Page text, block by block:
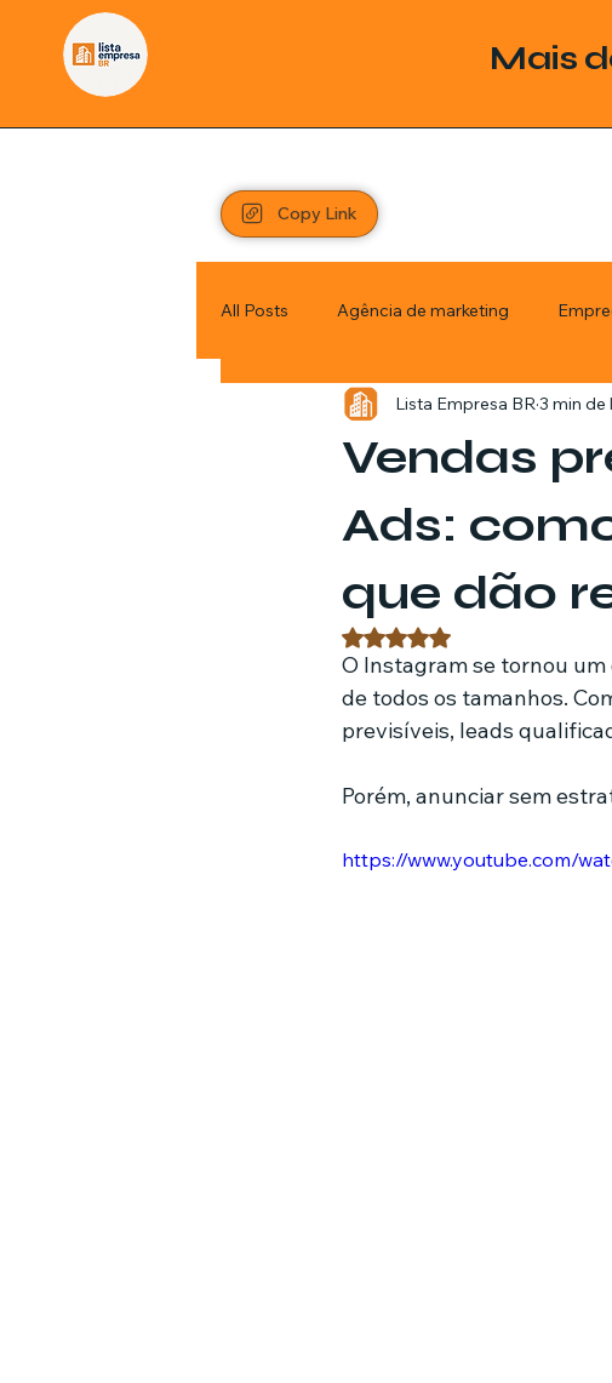
Mais
Copy Link
All Posts Agência de marketing
Saúde Sem categoria
Economia
Estratégias de marketing Filmes e
Jardinagem Clínica
Vendas
Ads:
que dão
Lista Empresa BR 3 min de
Avaliado com NaN de 5
O Instagram se tornou
de todos os tamanhos.
previsíveis, leads
Porém, anunciar sem
https://www.youtube.com/